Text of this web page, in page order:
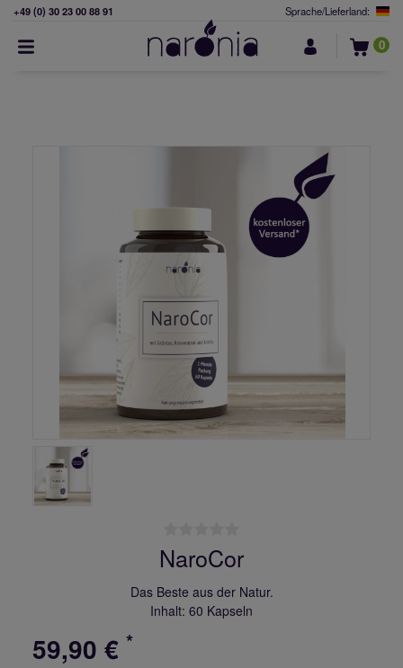
+49 (0) 30 23 00 88 91 Sprache/Lieferland:
0
NaroCor
Das Beste aus der Natur.
Inhalt: 60 Kapseln
59,90 € *